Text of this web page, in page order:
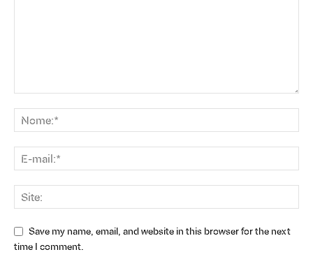
Save my name, email, and website in this browser for the next
time I comment.